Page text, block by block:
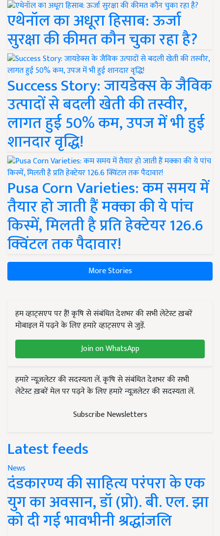
एथेनॉल का अधूरा हिसाब: ऊर्जा
सुरक्षा की कीमत कौन चुका रहा है?
Success Story: जायडेक्स के जैविक
उत्पादों से बदली खेती की तस्वीर,
लागत हुई 50% कम, उपज में भी हुई
शानदार वृद्धि!
Pusa Corn Varieties: कम समय में
तैयार हो जाती हैं मक्का की ये पांच
किस्में, मिलती है प्रति हेक्टेयर 126.6
क्विंटल तक पैदावार!
More Stories
हम व्हाट्सएप पर हैं! कृषि से संबंधित देशभर की सभी लेटेस्ट ख़बरें
मोबाइल में पढ़ने के लिए हमारे व्हाट्सएप से जुड़ें.
Join on WhatsApp
हमारे न्यूज़लेटर की सदस्यता लें. कृषि से संबंधित देशभर की सभी
लेटेस्ट ख़बरें मेल पर पढ़ने के लिए हमारे न्यूज़लेटर की सदस्यता लें.
Subscribe Newsletters
Latest feeds
News
दंडकारण्य की साहित्य परंपरा के एक
युग का अवसान, डॉ (प्रो). बी. एल. झा
को दी गई भावभीनी श्रद्धांजलि